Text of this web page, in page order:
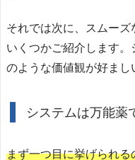
それでは次に、スムー
いくつかご紹介します
のような価値観が好まし
システムは万能薬
まず一つ目に挙げられ